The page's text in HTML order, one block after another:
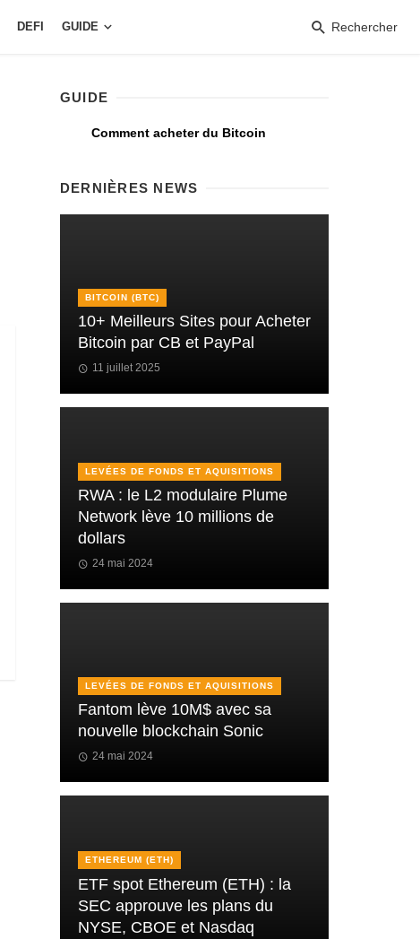
DEFI GUIDE Rechercher
GUIDE
Comment acheter du Bitcoin
DERNIÈRES NEWS
BITCOIN (BTC)
10+ Meilleurs Sites pour Acheter
Bitcoin par CB et PayPal
11 juillet 2025
LEVÉES DE FONDS ET AQUISITIONS
RWA : le L2 modulaire Plume
Network lève 10 millions de
dollars
24 mai 2024
LEVÉES DE FONDS ET AQUISITIONS
Fantom lève 10M$ avec sa
nouvelle blockchain Sonic
24 mai 2024
ETHEREUM (ETH)
ETF spot Ethereum (ETH) : la
SEC approuve les plans du
NYSE, CBOE et Nasdaq